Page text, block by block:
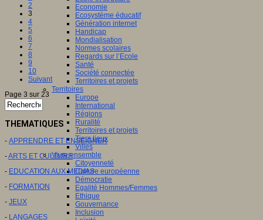
Economie
Ecosystème éducatif
Génération internet
Handicap
Mondialisation
Normes scolaires
Regards sur l’Ecole
Santé
Société connectée
Territoires et projets
Territoires
Europe
International
Régions
Ruralité
Territoires et projets
Tiers lieux
Villes
Vivre ensemble
Citoyenneté
Culture européenne
Démocratie
Egalité Hommes/Femmes
Ethique
Gouvernance
Inclusion
2
3
4
5
6
7
8
9
10
Suivant
Page 3 sur 23
THEMATIQUES
- APPRENDRE ET ENSEIGNER
-ARTS ET CULTURE
- EDUCATION AUX MEDIAS
- FORMATION
- JEUX
- LANGAGES